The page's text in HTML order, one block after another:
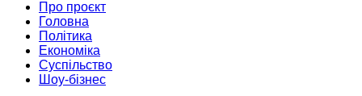
Про проєкт
Головна
Політика
Економіка
Суспільство
Шоу-бізнес